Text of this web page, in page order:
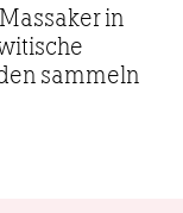
in
sammeln